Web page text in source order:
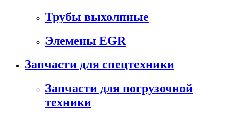
Трубы выхолпные
Элемены EGR
Запчасти для спецтехники
Запчасти для погрузочной
техники